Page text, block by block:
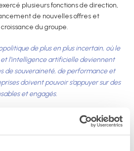
plusieurs fonctions de direction,
de nouvelles offres et
du groupe.
de plus en plus incertain, où le
l’intelligence artificielle deviennent
de souveraineté, de performance et
doivent pouvoir s’appuyer sur des
et engagés.
je suis particulièrement fier de
un groupe construit